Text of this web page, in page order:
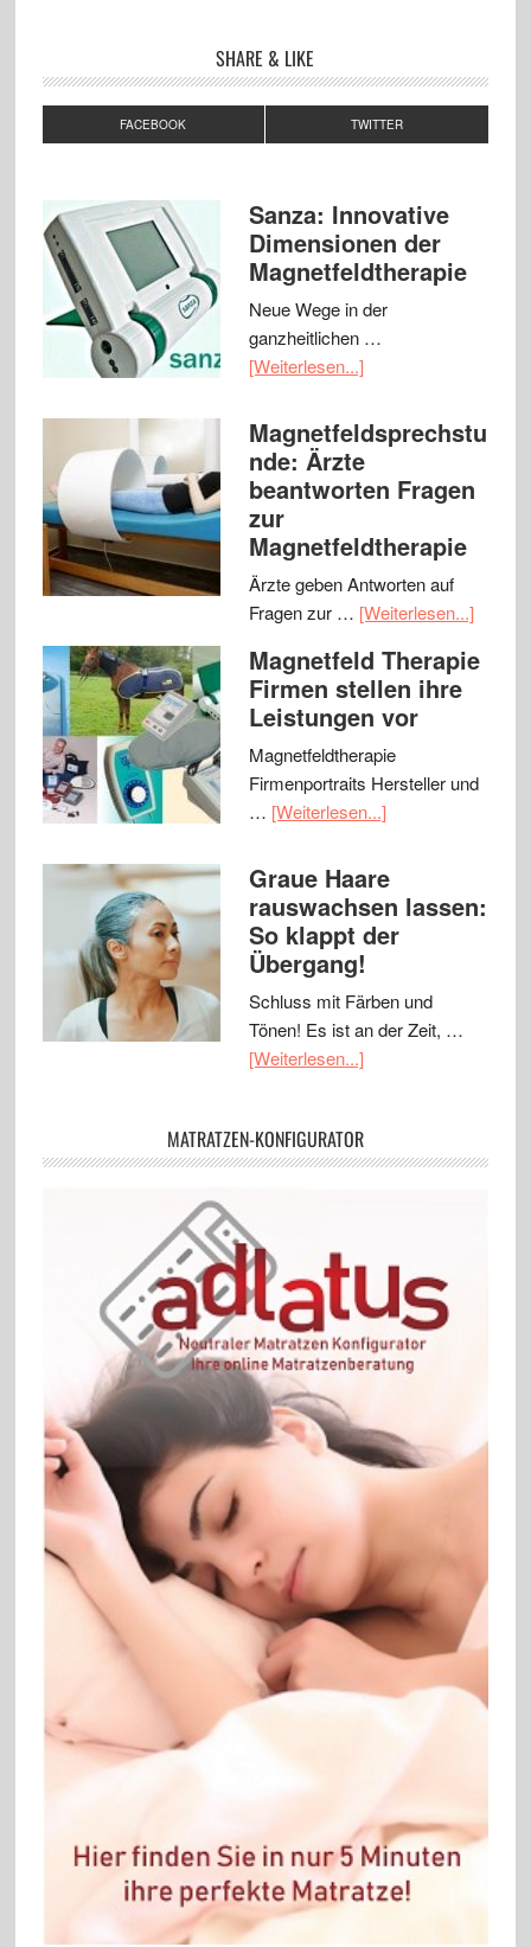
SHARE & LIKE
FACEBOOK TWITTER
Sanza: Innovative
Dimensionen der
Magnetfeldtherapie
Neue Wege in der
ganzheitlichen …
[Weiterlesen...]
Magnetfeldsprechstu
nde: Ärzte
beantworten Fragen
zur
Magnetfeldtherapie
Ärzte geben Antworten auf
Fragen zur … [Weiterlesen...]
Magnetfeld Therapie
Firmen stellen ihre
Leistungen vor
Magnetfeldtherapie
Firmenportraits Hersteller und
… [Weiterlesen...]
Graue Haare
rauswachsen lassen:
So klappt der
Übergang!
Schluss mit Färben und
Tönen! Es ist an der Zeit, …
[Weiterlesen...]
MATRATZEN-KONFIGURATOR